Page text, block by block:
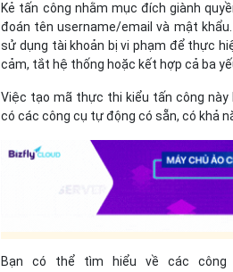
Kẻ tấn công nhằm mục đích giành
đoán tên username/email và mật
sử dụng tài khoản bị vi phạm để thực
cảm, tắt hệ thống hoặc kết hợp cả ba
Việc tạo mã thực thi kiểu tấn công này
có các công cụ tự động có sẵn, có khả
Bạn có thể tìm hiểu về các